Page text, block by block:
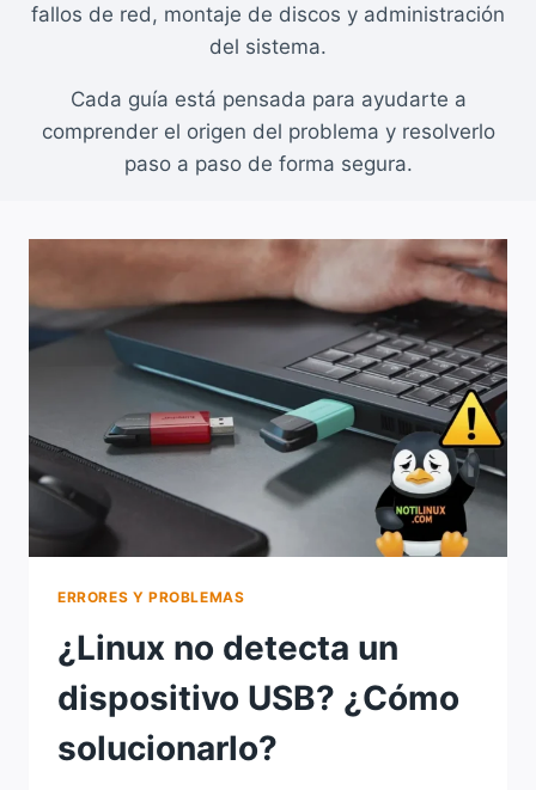
fallos de red, montaje de discos y administración
del sistema.
Cada guía está pensada para ayudarte a
comprender el origen del problema y resolverlo
paso a paso de forma segura.
ERRORES Y PROBLEMAS
¿Linux no detecta un
dispositivo USB? ¿Cómo
solucionarlo?